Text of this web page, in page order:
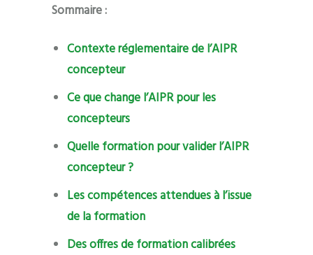
Sommaire :
Contexte réglementaire de l’AIPR
concepteur
Ce que change l’AIPR pour les
concepteurs
Quelle formation pour valider l’AIPR
concepteur ?
Les compétences attendues à l’issue
de la formation
Des offres de formation calibrées